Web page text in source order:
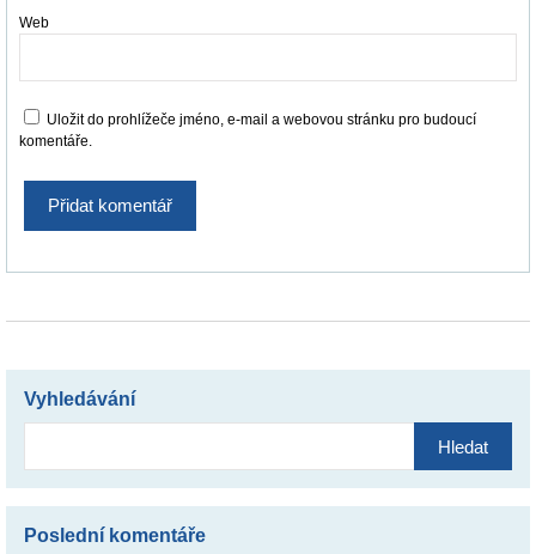
Web
Uložit do prohlížeče jméno, e-mail a webovou stránku pro budoucí
komentáře.
Vyhledávání
Poslední komentáře